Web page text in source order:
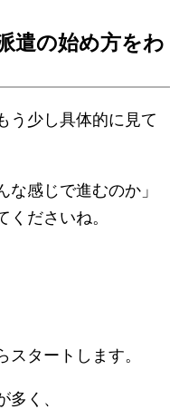
遣の始め方をわ
う少し具体的に見て
な感じで進むのか」
ださいね。
スタートします。
く、